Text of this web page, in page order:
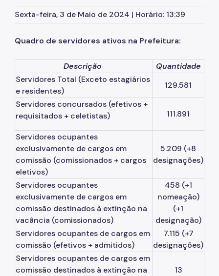
SPusa
Boletim de Ofertas da Administração
Portal do Servidor
Concursos Públicos
Estágio
Programa Ressignificando o Trabalho
Pontos de Afeto
Carreiras
Assessoria de Relações de Trabalho
Arquivo Público
Sistema de Arquivos
Diário Oficial da Cidade
Portal de Processos
Sexta-feira, 3 de Maio de 2024 | Horário: 13:39
Quadro de servidores ativos na Prefeitura:
Descrição
Quantidade
Servidores Total (Exceto estagiários
e residentes)
129.581
Servidores concursados (efetivos +
requisitados + celetistas)
111.891
Servidores ocupantes
exclusivamente de cargos em
comissão (comissionados + cargos
eletivos)
5.209 (+8
designações)
Servidores ocupantes
exclusivamente de cargos em
comissão destinados à extinção na
vacância (comissionados)
458 (+1
nomeação)
(+1
designação)
Servidores ocupantes de cargos em
comissão (efetivos + admitidos)
7.115 (+7
designações)
Servidores ocupantes de cargos em
comissão destinados à extinção na
13